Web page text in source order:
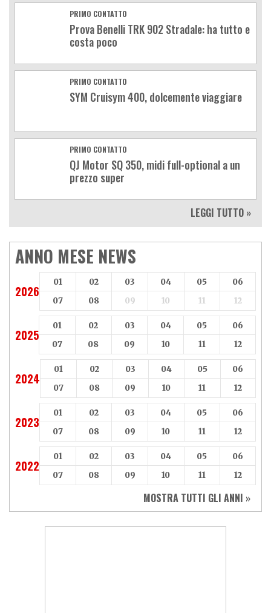
PRIMO CONTATTO
Prova Benelli TRK 902 Stradale: ha tutto e
costa poco
PRIMO CONTATTO
SYM Cruisym 400, dolcemente viaggiare
PRIMO CONTATTO
QJ Motor SQ 350, midi full-optional a un
prezzo super
LEGGI TUTTO »
ANNO MESE NEWS
2026
01 02 03 04 05
06
07
08 09 10 11 12
2025
01 02 03 04 05
06
07
08 09 10 11 12
2024
01 02 03 04 05
06
07
08 09 10 11 12
2023
01 02 03 04 05
06
07
08 09 10 11 12
2022
01 02 03 04 05
06
07
08 09 10 11 12
MOSTRA TUTTI GLI ANNI »